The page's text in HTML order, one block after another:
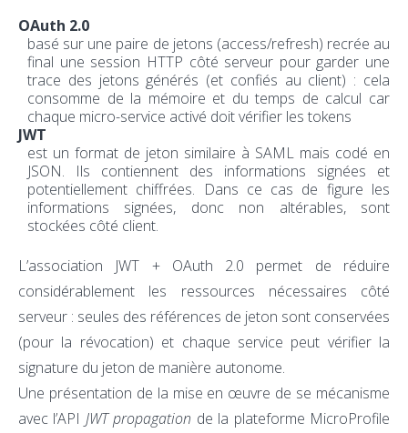
OAuth 2.0
basé sur une paire de jetons (access/refresh) recrée au
final une session HTTP côté serveur pour garder une
trace des jetons générés (et confiés au client) : cela
consomme de la mémoire et du temps de calcul car
chaque micro-service activé doit vérifier les tokens
JWT
est un format de jeton similaire à SAML mais codé en
JSON. Ils contiennent des informations signées et
potentiellement chiffrées. Dans ce cas de figure les
informations signées, donc non altérables, sont
stockées côté client.
L’association JWT + OAuth 2.0 permet de réduire
considérablement les ressources nécessaires côté
serveur : seules des références de jeton sont conservées
(pour la révocation) et chaque service peut vérifier la
signature du jeton de manière autonome.
Une présentation de la mise en œuvre de se mécanisme
avec l’API JWT propagation de la plateforme MicroProfile